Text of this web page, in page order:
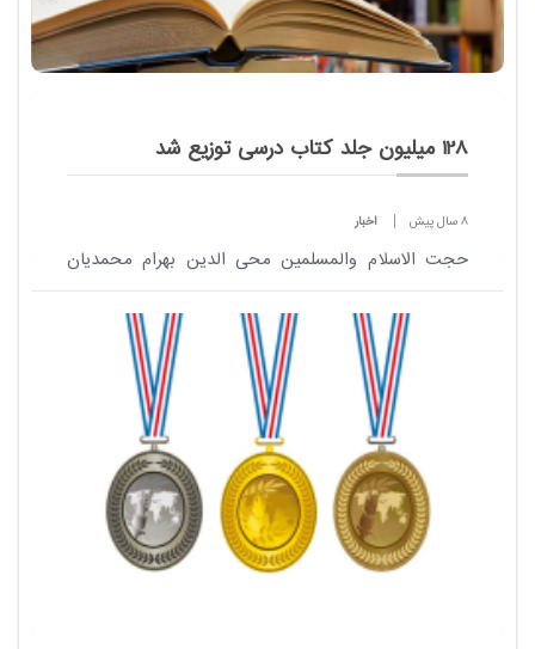
128 میلیون جلد کتاب درسی توزیع شد
8 سال پیش اخبار
حجت الاسلام والمسلمین محی الدین بهرام محمدیان
پایه یازدهم در دوره نظری و شاخه های فنی و حرفه ای و
کار دانش...